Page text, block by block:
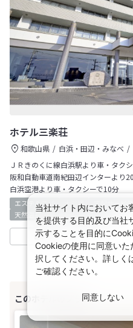
ホテル三楽荘
和歌山県 白浜・田辺・みなべ
ＪＲきのくに線白浜駅より車・タク
阪和自動車道南紀田辺インターより
白浜空港より車・タクシーで10分
エステ＆スパ 大浴場 宅配サービス
天然温泉
駐車場有り 旅館
日本旅行 収集中
当社サイト内においてお
を提供する目的及び当社
示することを目的に
Cookieの使用に同意い
択してください。詳しく
ご確認ください。
同意しない